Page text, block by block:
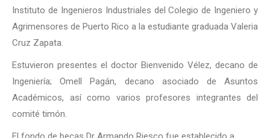
Instituto de Ingenieros Industriales del Colegio de Ingeniero y
Agrimensores de Puerto Rico a la estudiante graduada Valeria
Cruz Zapata.
Estuvieron presentes el doctor Bienvenido Vélez, decano de
Ingeniería; Omell Pagán, decano asociado de Asuntos
Académicos, así como varios profesores integrantes del
comité timón.